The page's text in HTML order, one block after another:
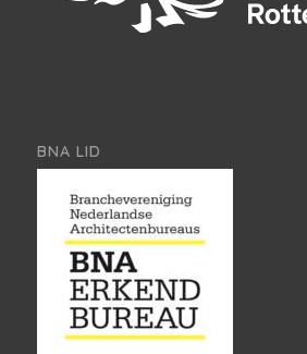
BNA LID